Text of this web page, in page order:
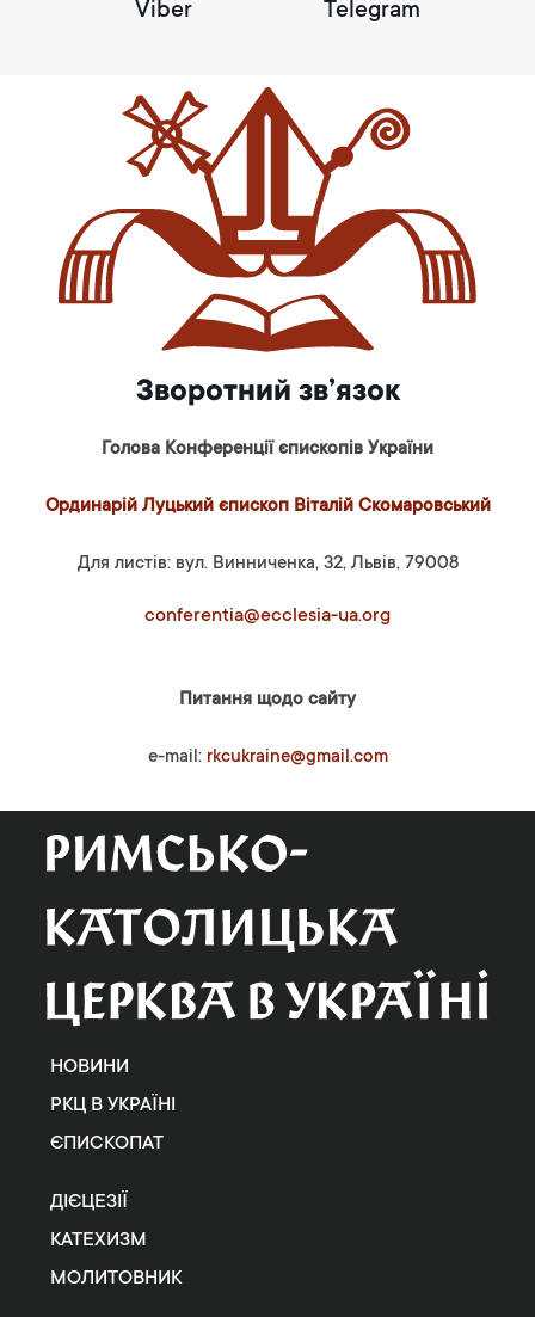
Viber Telegram
Зворотний зв’язок
Голова Конференції єпископів України
Ординарій Луцький єпископ Віталій Скомаровський
Для листів: вул. Винниченка, 32, Львів, 79008
conferentia@ecclesia-ua.org
Питання щодо сайту
e-mail: rkcukraine@gmail.com
НОВИНИ
РКЦ В УКРАЇНІ
ЄПИСКОПАТ
ДІЄЦЕЗІЇ
КАТЕХИЗМ
МОЛИТОВНИК